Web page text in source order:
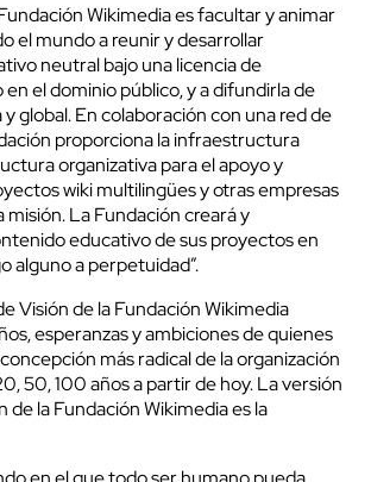
Wikimedia es facultar y animar
el mundo a reunir y desarrollar
neutral bajo una licencia de
el dominio público, y a difundirla de
global. En colaboración con una red de
proporciona la infraestructura
organizativa para el apoyo y
wiki multilingües y otras empresas
misión. La Fundación creará y
educativo de sus proyectos en
alguno a perpetuidad”.
Visión de la Fundación Wikimedia
esperanzas y ambiciones de quienes
más radical de la organización
50, 100 años a partir de hoy. La versión
de la Fundación Wikimedia es la